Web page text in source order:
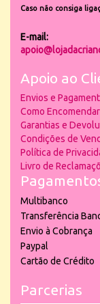
Caso não consiga
E-mail:
Apoio ao
Envios e
Como Encomendar
Garantias e
Condições de
Política de
Livro de
Multibanco
Transferência
Envio à Cobrança
Paypal
Cartão de Crédito
Parcerias